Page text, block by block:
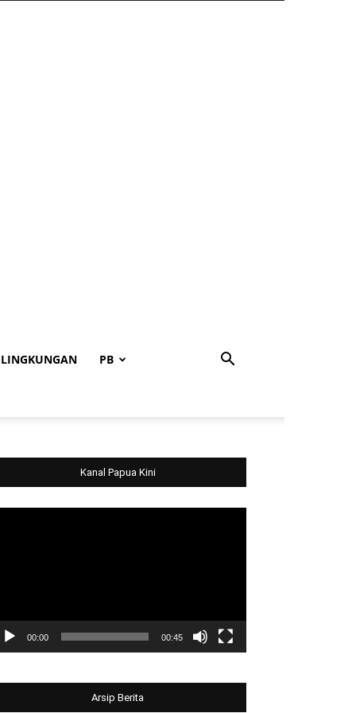
LINGKUNGAN PB
Kanal Papua Kini
00:00 00:45
Arsip Berita